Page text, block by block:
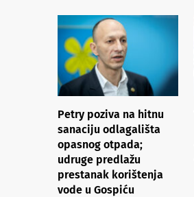
Petry poziva na hitnu
sanaciju odlagališta
opasnog otpada;
udruge predlažu
prestanak korištenja
vode u Gospiću